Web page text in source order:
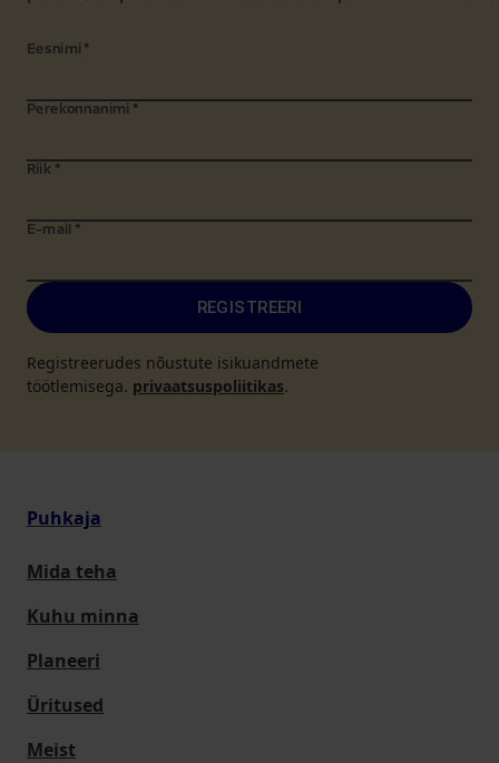
Eesnimi *
Perekonnanimi *
Riik *
E-mail *
REGISTREERI
Registreerudes nõustute isikuandmete
töötlemisega. privaatsuspoliitikas.
Puhkaja
Mida teha
Kuhu minna
Planeeri
Üritused
Meist